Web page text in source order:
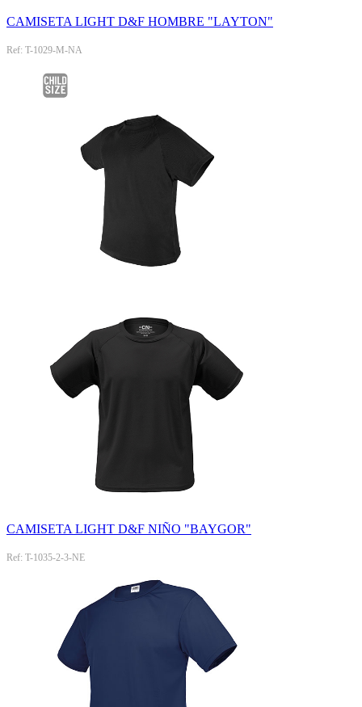
CAMISETA LIGHT D&F HOMBRE "LAYTON"
Ref: T-1029-M-NA
CAMISETA LIGHT D&F NIÑO "BAYGOR"
Ref: T-1035-2-3-NE